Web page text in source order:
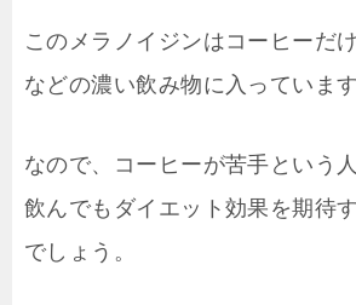
このメラノイジンはコーヒーだ
などの濃い飲み物に入っています
なので、コーヒーが苦手という
飲んでもダイエット効果を期待
でしょう。